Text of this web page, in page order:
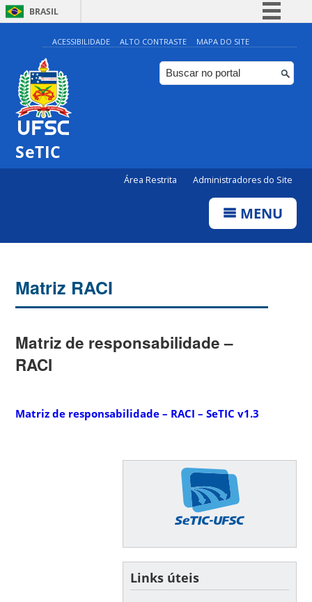
BRASIL
Simplifique!
Comunica BR
Participe
ACESSIBILIDADE ALTO CONTRASTE MAPA DO SITE
SeTIC
Área Restrita Administradores do Site
MENU
Matriz RACI
Matriz de responsabilidade –
RACI
Matriz de responsabilidade – RACI – SeTIC v1.3
Links úteis